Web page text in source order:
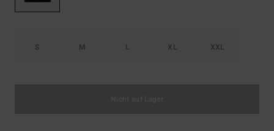
S M L XL XXL